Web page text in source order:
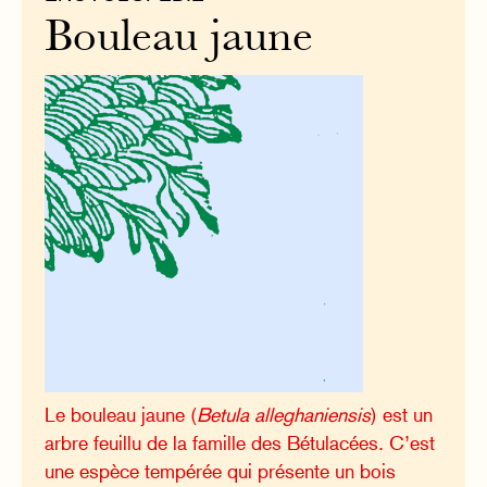
Bouleau jaune
Le bouleau jaune (Betula alleghaniensis) est un
arbre feuillu de la famille des Bétulacées. C’est
une espèce tempérée qui présente un bois